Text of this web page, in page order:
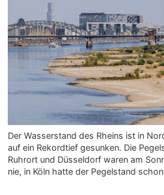
Der Wasserstand des Rheins ist in
auf ein Rekordtief gesunken. Die
Ruhrort und Düsseldorf waren am
nie, in Köln hatte der Pegelstand